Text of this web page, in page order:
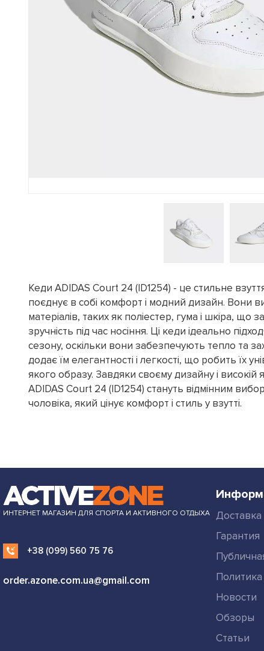
Кеди ADIDAS Court 24 (ID1254) - це стильне
поєднує в собі комфорт і модний дизайн. Вони
матеріалів, таких як поліестер, гума і шкіра, що
зручність під час носіння. Ці кеди ідеально
сезону, оскільки вони забезпечують тепло та
додає їм елегантності і легкості, що робить їх
якого образу. Завдяки своєму дизайну і високій
ADIDAS Court 24 (ID1254) стануть відмінним
чоловіка, який цінує комфорт і стиль у взутті.
ИНТЕРНЕТ МАГАЗИН ДЛЯ СПОРТА И АКТИВНОГО ОТДЫХА
+38 (099) 560 75 76
order.azone.com.ua@gmail.com
Доставка
Гарантия
Новости
Обзоры
Статьи